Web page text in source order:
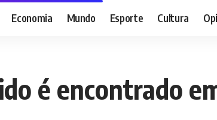
Economia Mundo Esporte Cultura
é encontrado